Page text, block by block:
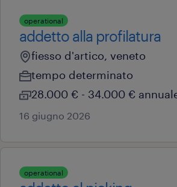
operational
addetto alla profilatura
fiesso d'artico, veneto
tempo determinato
28.000 € - 34.000 €
16 giugno 2026
operational